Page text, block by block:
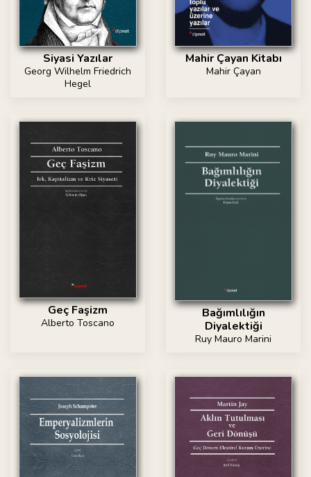
Siyasi Yazılar
Georg Wilhelm Friedrich
Hegel
Mahir Çayan Kitabı
Mahir Çayan
Geç Faşizm
Alberto Toscano
Bağımlılığın
Diyalektiği
Ruy Mauro Marini